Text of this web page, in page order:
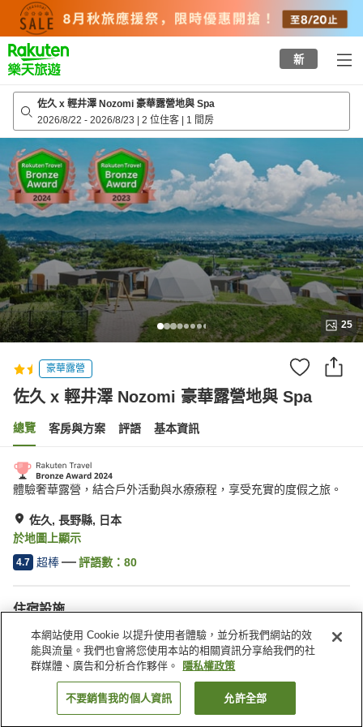
top
page
新
佐久 x 輕井澤 Nozomi 豪華露營地與 Spa
2026/8/22 - 2026/8/23 | 2 位住客 | 1 間房
25
豪華露營
佐久 x 輕井澤 Nozomi 豪華露營地與 Spa
總覽 客房與方案 評語 基本資訊
體驗奢華露營，結合戶外活動與水療療程，享受充實的度假之旅。
佐久, 長野縣, 日本
於地圖上顯示
4.7 超棒 評語數： 80
住宿設施
停車場
餐廳
露天浴池（溫泉）
網球場
日本 長野縣
佐久
佐久 x 輕井澤 Nozomi 豪華露營地與 Spa
找客房
本網站使用 Cookie 以提升使用者體驗，並分析我們網站的效
能與流量。我們也會將您使用本站的相關資訊分享給我們的社
群媒體、廣告和分析合作夥伴。
隱私權政策
不要銷售我的個人資訊 允許全部